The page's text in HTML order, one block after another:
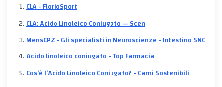
CLA - FlorioSport
CLA: Acido Linoleico Coniugato — Scen
MensCPZ - Gli specialisti in Neuroscienze - Intestino SNC
Acido linoleico coniugato - Top Farmacia
Cos’è l’Acido Linoleico Coniugato? - Carni Sostenibili